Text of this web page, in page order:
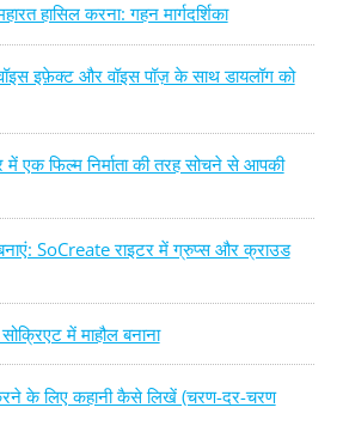
हासिल करना: गहन मार्गदर्शिका
इफ़ेक्ट और वॉइस पॉज़ के साथ डायलॉग को
एक फिल्म निर्माता की तरह सोचने से आपकी
SoCreate राइटर में ग्रुप्स और क्राउड
में माहौल बनाना
के लिए कहानी कैसे लिखें (चरण-दर-चरण